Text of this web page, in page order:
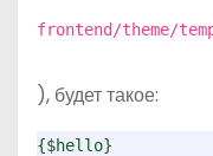
frontend/theme/
), будет такое:
{$hello}